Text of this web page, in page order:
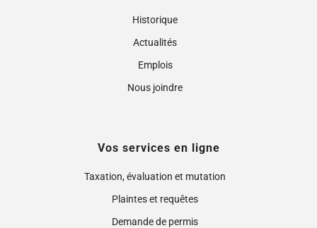
Historique
Actualités
Emplois
Nous joindre
Vos services en ligne
Taxation, évaluation et mutation
Plaintes et requêtes
Demande de permis